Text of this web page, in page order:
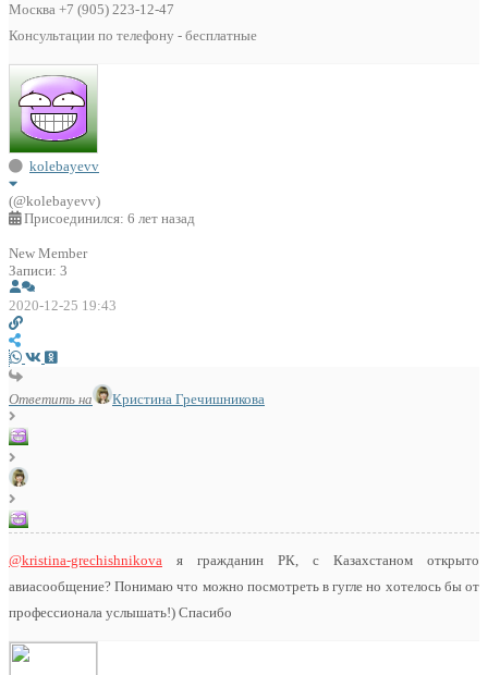
Москва +7 (905) 223-12-47
Консультации по телефону - бесплатные
kolebayevv
(@kolebayevv)
Присоединился: 6 лет назад
New Member
Записи: 3
2020-12-25 19:43
Ответить на Кристина Гречишникова
@kristina-grechishnikova я гражданин РК, с Казахстаном открыто
авиасообщение? Понимаю что можно посмотреть в гугле но хотелось бы от
профессионала услышать!) Спасибо